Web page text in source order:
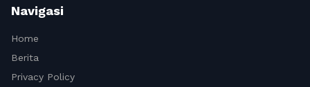
Navigasi
Home
Berita
Privacy Policy